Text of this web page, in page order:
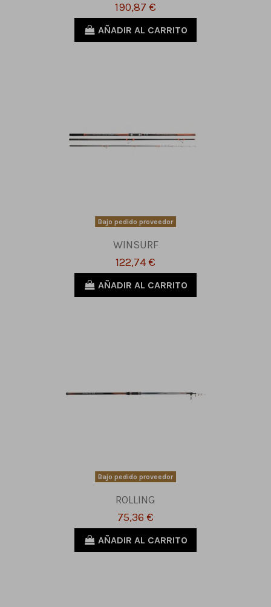
190,87 €
AÑADIR AL CARRITO
Bajo pedido proveedor
WINSURF
122,74 €
AÑADIR AL CARRITO
Bajo pedido proveedor
ROLLING
75,36 €
AÑADIR AL CARRITO